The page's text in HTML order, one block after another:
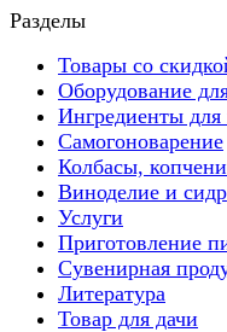
Разделы
Товары со
Оборудование
Ингредиенты для
Самогоноварение
Колбасы,
Виноделие и сидр
Услуги
Приготовление
Сувенирная
Литература
Товар для дачи